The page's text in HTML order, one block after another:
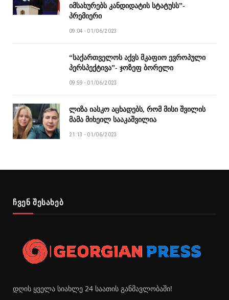
იმსახურებს კანდიდატის სტატუსს”-
პრემიერი
09:04 - 01/06/2023
“საქართველოს აქვს მკაფიო ევროპული
პერსპექტივა”- ჯოზეფ ბორელი
09:59 - 01/06/2023
ლიზა იასკო აცხადებს, რომ მისი შვილის
მამა მიხეილ სააკაშვილია
21:13 - 01/06/2023
ჩვენ შესახებ
დღის ყველა სიახლე 24 საათის განმავლობაში!